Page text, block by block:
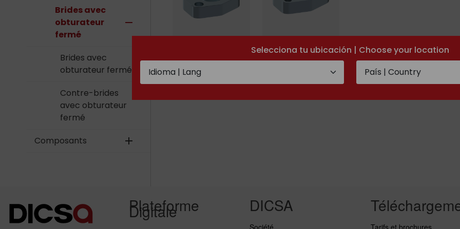
Selecciona tu ubicación | Choose your location
Brides avec
obturateur
fermé
remove
Brides avec
obturateur fermé
Contre-brides
avec obturateur
fermé
Composants
add
obturateur fermé
Plateforme
Digitale DICSA
Société Tarifs et brochures